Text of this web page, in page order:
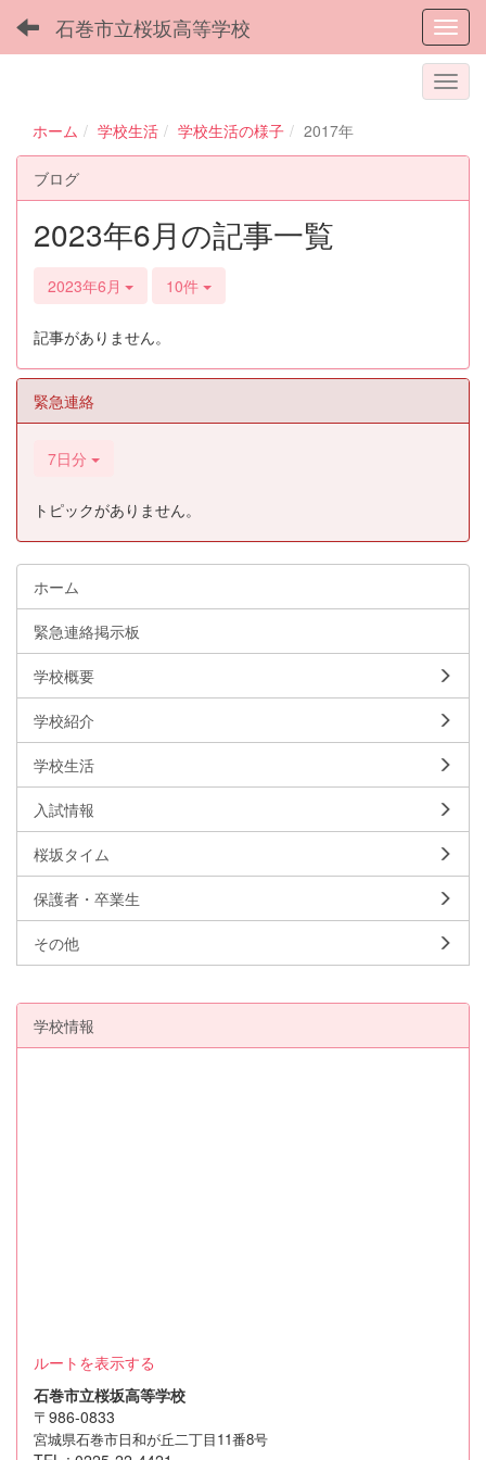
石巻市立桜坂高等学校
ホーム 学校生活 学校生活の様子 2017年
ブログ
2023年6月の記事一覧
2023年6月 10件
記事がありません。
緊急連絡
7日分
トピックがありません。
ホーム
緊急連絡掲示板
学校概要
学校紹介
学校生活
入試情報
桜坂タイム
保護者・卒業生
その他
学校情報
ルートを表示する
石巻市立桜坂高等学校
〒986-0833
宮城県石巻市日和が丘二丁目11番8号